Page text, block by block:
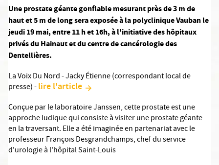
Une prostate géante gonflable mesurant près de 3 m de
haut et 5 m de long sera exposée à la polyclinique Vauban le
jeudi 19 mai, entre 11 h et 16h, à l'initiative des hôpitaux
privés du Hainaut et du centre de cancérologie des
Dentellières.
La Voix Du Nord - Jacky Étienne (correspondant local de
presse) -lire l'article
Conçue par le laboratoire Janssen, cette prostate est une
approche ludique qui consiste à visiter une prostate géante
en la traversant. Elle a été imaginée en partenariat avec le
professeur François Desgrandchamps, chef du service
d'urologie à l'hôpital Saint-Louis